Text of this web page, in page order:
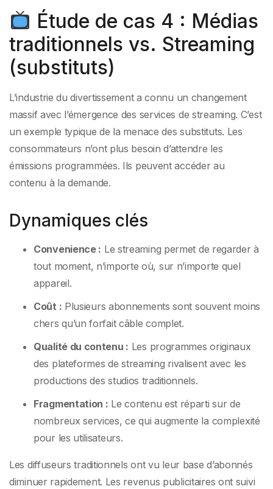
Étude de cas 4 : Médias
traditionnels vs. Streaming
(substituts)
L’industrie du divertissement a connu un changement
massif avec l’émergence des services de streaming. C’est
un exemple typique de la menace des substituts. Les
consommateurs n’ont plus besoin d’attendre les
émissions programmées. Ils peuvent accéder au
contenu à la demande.
Dynamiques clés
Convenience : Le streaming permet de regarder à
tout moment, n’importe où, sur n’importe quel
appareil.
Coût : Plusieurs abonnements sont souvent moins
chers qu’un forfait câble complet.
Qualité du contenu : Les programmes originaux
des plateformes de streaming rivalisent avec les
productions des studios traditionnels.
Fragmentation : Le contenu est réparti sur de
nombreux services, ce qui augmente la complexité
pour les utilisateurs.
Les diffuseurs traditionnels ont vu leur base d’abonnés
diminuer rapidement. Les revenus publicitaires ont suivi